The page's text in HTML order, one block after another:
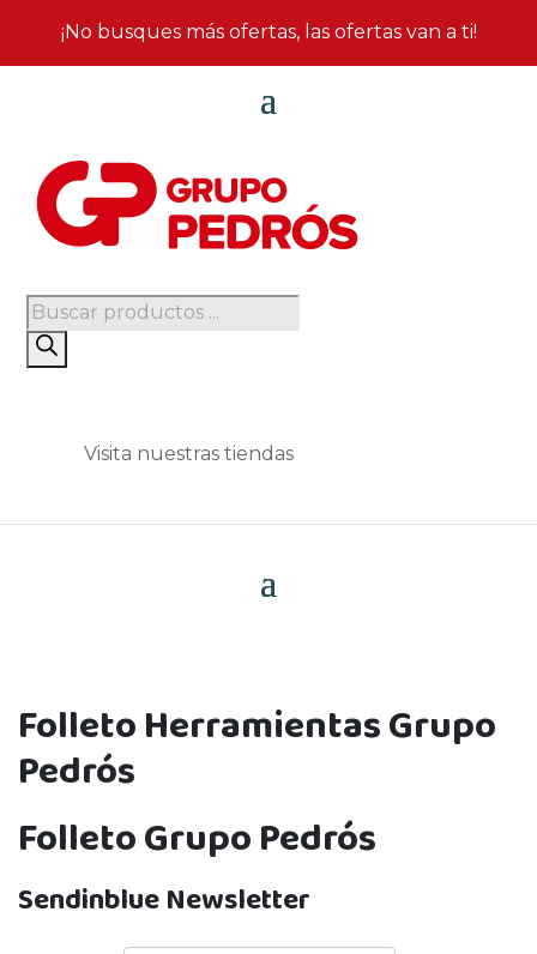
¡No busques más ofertas, las ofertas van a ti!
Búsqueda
de
productos
Visita nuestras tiendas
Folleto Herramientas Grupo
Pedrós
Folleto Grupo Pedrós
Sendinblue Newsletter